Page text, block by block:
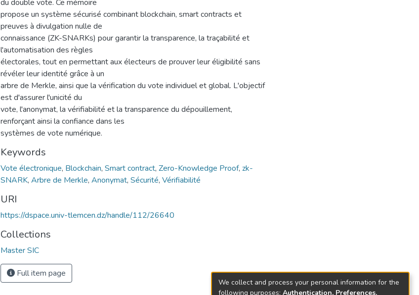
du double vote. Ce mémoire
propose un système sécurisé combinant blockchain, smart contracts et
preuves à divulgation nulle de
connaissance (ZK-SNARKs) pour garantir la transparence, la traçabilité et
l'automatisation des règles
électorales, tout en permettant aux électeurs de prouver leur éligibilité sans
révéler leur identité grâce à un
arbre de Merkle, ainsi que la vérification du vote individuel et global. L'objectif
est d'assurer l'unicité du
vote, l'anonymat, la vérifiabilité et la transparence du dépouillement,
renforçant ainsi la confiance dans les
systèmes de vote numérique.
Keywords
Vote électronique, Blockchain, Smart contract, Zero-Knowledge Proof, zk-
SNARK, Arbre de Merkle, Anonymat, Sécurité, Vérifiabilité
URI
https://dspace.univ-tlemcen.dz/handle/112/26640
Collections
Master SIC
Full item page
We collect and process your personal information for the
following purposes: Authentication, Preferences,